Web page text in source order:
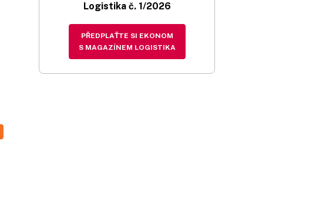
Logistika č. 1/2026
PŘEDPLAŤTE SI EKONOM
S MAGAZÍNEM LOGISTIKA